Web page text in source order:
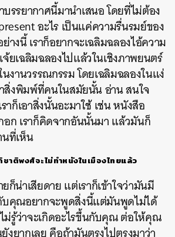
บรรยากาศนี้มานำเสนอ โดยที่ไม่ต้อง
อะไร เป็นแค่ความรื่นรมย์ของ
างนี้ เราก็อยากจะเฉลิมฉลองไอ้ความ
ยเฉลิมฉลองไปแล้วในเชิงภาพยนตร์
นงานวรรณกรรม โดยเฉลิมฉลองในแง่
าสิ่งพิมพ์ที่คนในสมัยนั้น อ่าน สนใจ
าก็เอาสิ่งนั้นอะมาใช้ เช่น หนังสือ
ก เราก็คิดจากอันนั้นมา แล้วมันก็
ที่เห็น
าติพงศ์จะไม่ทำหนังในเมืองไทยแล้ว
ก็น่าเสียดาย แต่เราก็เข้าใจว่ามันมี
บคุณอยากจะพูดสิ่งนี้แต่มันพูดไม่ได้
รู้ว่าจะเกิดอะไรขึ้นกับคุณ ต่อให้คุณ